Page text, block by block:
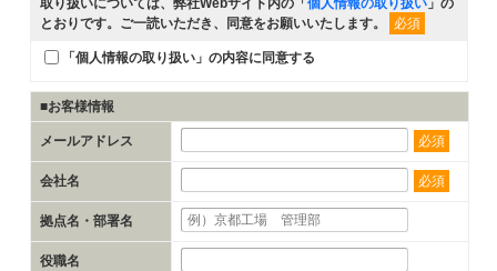
取り扱いについては、弊社Webサイト内の「 個人情報の取り扱い」の
とおりです。ご一読いただき、同意をお願いいたします。
必須
「個人情報の取り扱い」の内容に同意する
■お客様情報
メールアドレス 必須
会社名 必須
拠点名・部署名
役職名